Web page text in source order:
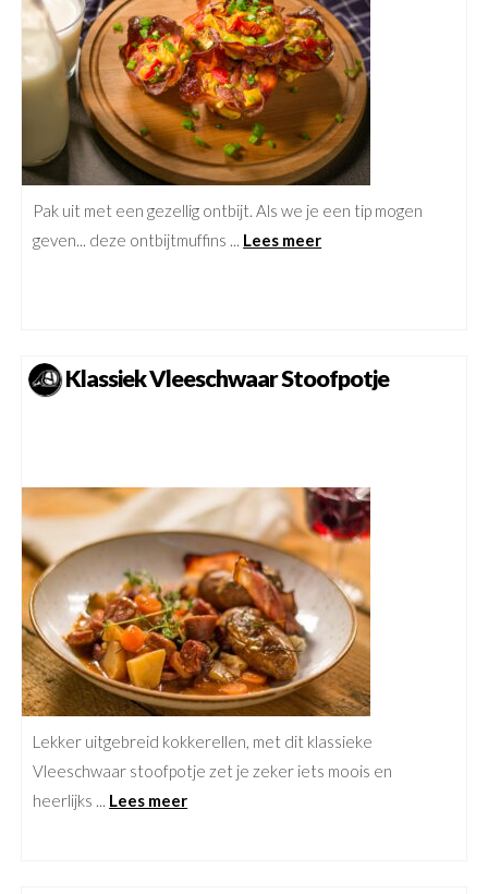
Pak uit met een gezellig ontbijt. Als we je een tip mogen
geven... deze ontbijtmuffins ... Lees meer
Klassiek Vleeschwaar Stoofpotje
Lekker uitgebreid kokkerellen, met dit klassieke
Vleeschwaar stoofpotje zet je zeker iets moois en
heerlijks ... Lees meer